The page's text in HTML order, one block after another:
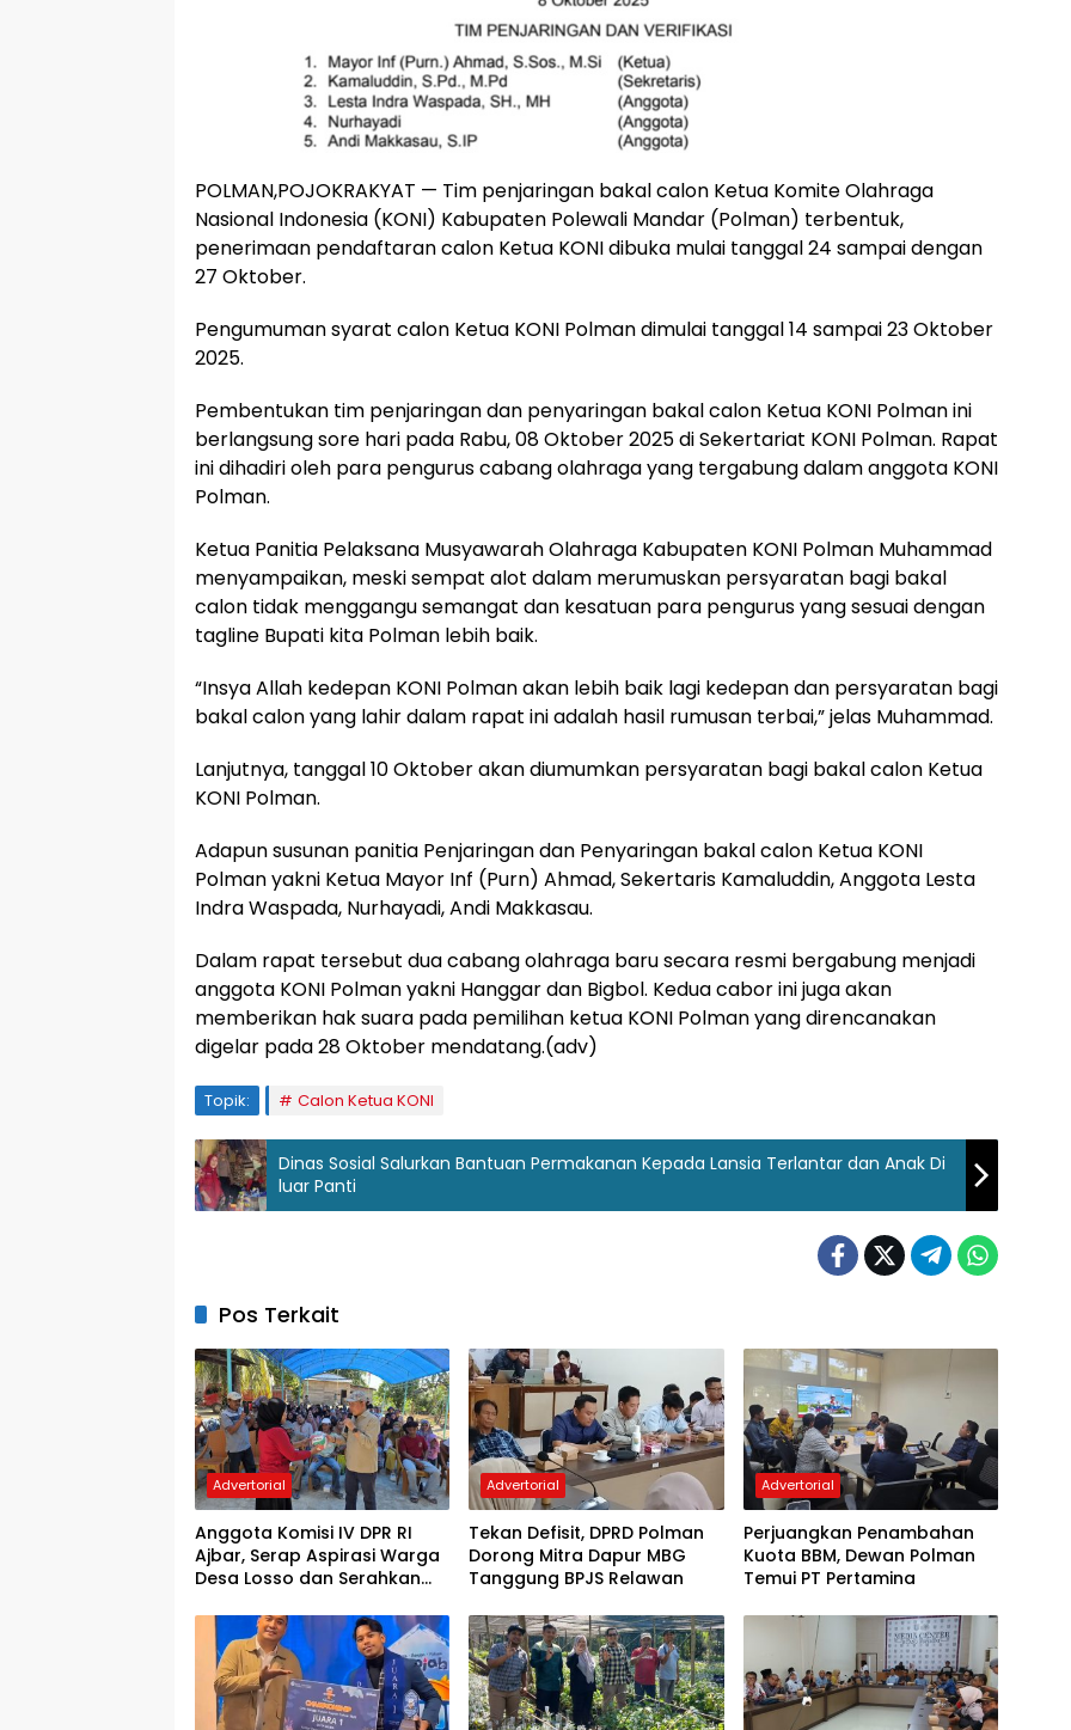
POLMAN,POJOKRAKYAT — Tim penjaringan bakal calon Ketua Komite Olahraga
Nasional Indonesia (KONI) Kabupaten Polewali Mandar (Polman) terbentuk,
penerimaan pendaftaran calon Ketua KONI dibuka mulai tanggal 24 sampai dengan
27 Oktober.
Pengumuman syarat calon Ketua KONI Polman dimulai tanggal 14 sampai 23 Oktober
2025.
Pembentukan tim penjaringan dan penyaringan bakal calon Ketua KONI Polman ini
berlangsung sore hari pada Rabu, 08 Oktober 2025 di Sekertariat KONI Polman. Rapat
ini dihadiri oleh para pengurus cabang olahraga yang tergabung dalam anggota KONI
Polman.
Ketua Panitia Pelaksana Musyawarah Olahraga Kabupaten KONI Polman Muhammad
menyampaikan, meski sempat alot dalam merumuskan persyaratan bagi bakal
calon tidak menggangu semangat dan kesatuan para pengurus yang sesuai dengan
tagline Bupati kita Polman lebih baik.
“Insya Allah kedepan KONI Polman akan lebih baik lagi kedepan dan persyaratan bagi
bakal calon yang lahir dalam rapat ini adalah hasil rumusan terbai,” jelas Muhammad.
Lanjutnya, tanggal 10 Oktober akan diumumkan persyaratan bagi bakal calon Ketua
KONI Polman.
Adapun susunan panitia Penjaringan dan Penyaringan bakal calon Ketua KONI
Polman yakni Ketua Mayor Inf (Purn) Ahmad, Sekertaris Kamaluddin, Anggota Lesta
Indra Waspada, Nurhayadi, Andi Makkasau.
Dalam rapat tersebut dua cabang olahraga baru secara resmi bergabung menjadi
anggota KONI Polman yakni Hanggar dan Bigbol. Kedua cabor ini juga akan
memberikan hak suara pada pemilihan ketua KONI Polman yang direncanakan
digelar pada 28 Oktober mendatang.(adv)
Topik: Calon Ketua KONI
Dinas Sosial Salurkan Bantuan Permakanan Kepada Lansia Terlantar dan Anak Di
luar Panti
Pos Terkait
Advertorial
Anggota Komisi IV DPR RI
Ajbar, Serap Aspirasi Warga
Desa Losso dan Serahkan
Advertorial
Tekan Defisit, DPRD Polman
Dorong Mitra Dapur MBG
Tanggung BPJS Relawan
Advertorial
Perjuangkan Penambahan
Kuota BBM, Dewan Polman
Temui PT Pertamina